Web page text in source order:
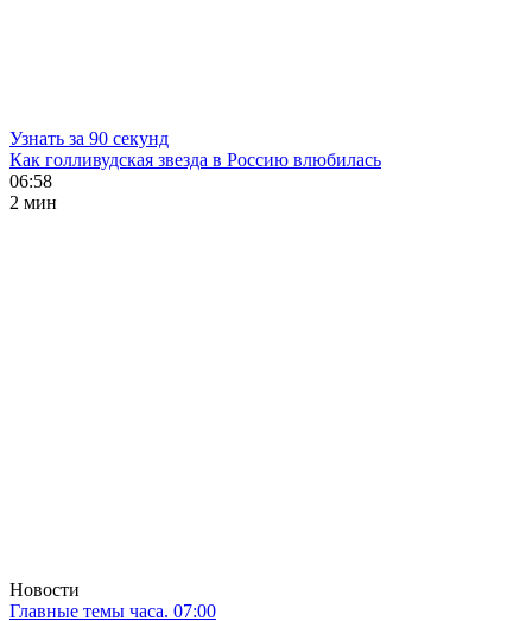
Узнать за 90 секунд
Как голливудская звезда в Россию влюбилась
06:58
2 мин
Новости
Главные темы часа. 07:00